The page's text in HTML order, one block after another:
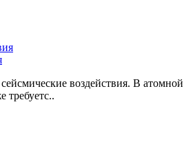
воздействия. В атомной
требуетс..